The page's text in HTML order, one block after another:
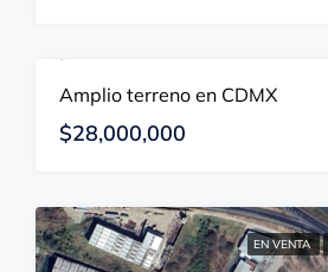
EN VENTA DISPONIBLE
Amplio terreno en CDMX
$28,000,000
EN VENTA